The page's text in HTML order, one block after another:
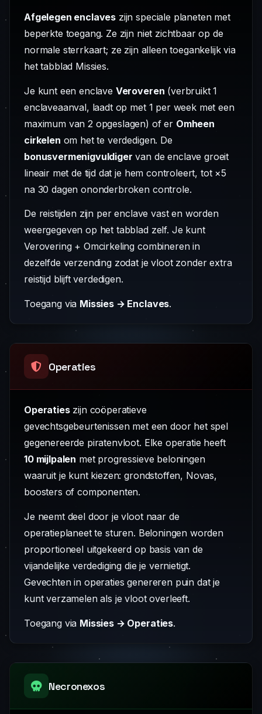
Afgelegen enclaves zijn speciale planeten met
beperkte toegang. Ze zijn niet zichtbaar op de
normale sterrkaart; ze zijn alleen toegankelijk via
het tabblad Missies.
Je kunt een enclave Veroveren (verbruikt 1
enclaveaanval, laadt op met 1 per week met een
maximum van 2 opgeslagen) of er Omheen
cirkelen om het te verdedigen. De
bonusvermenigvuldiger van de enclave groeit
lineair met de tijd dat je hem controleert, tot ×5
na 30 dagen ononderbroken controle.
De reistijden zijn per enclave vast en worden
weergegeven op het tabblad zelf. Je kunt
Verovering + Omcirkeling combineren in
dezelfde verzending zodat je vloot zonder extra
reistijd blijft verdedigen.
Toegang via Missies → Enclaves.
Operaties
Operatieszijn coöperatieve
gevechtsgebeurtenissen met een door het spel
gegenereerde piratenvloot. Elke operatie heeft
10 mijlpalen met progressieve beloningen
waaruit je kunt kiezen: grondstoffen, Novas,
boosters of componenten.
Je neemt deel door je vloot naar de
operatieplaneet te sturen. Beloningen worden
proportioneel uitgekeerd op basis van de
vijandelijke verdediging die je vernietigt.
Gevechten in operaties genereren puin dat je
kunt verzamelen als je vloot overleeft.
Toegang via Missies → Operaties.
Necronexos